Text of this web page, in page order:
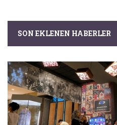
SON EKLENEN HABERLER